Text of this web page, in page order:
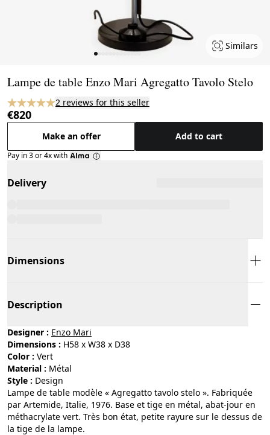
Similars
Lampe de table Enzo Mari Agregatto Tavolo Stelo
2 reviews for this seller
€820
Make an offer Add to cart
Pay in 3 or 4x with
Delivery
Dimensions
Description
Designer : Enzo Mari
Dimensions : H58 x W38 x D38
Color :
vert
Material :
métal
Style :
design
Lampe de table modèle « Agregatto tavolo stelo ». Fabriquée
par Artemide, Italie, 1976. Base et tige en métal, abat-jour en
méthacrylate vert. Très bon état, petite rayure sur le dessus de
la tige de la lampe.